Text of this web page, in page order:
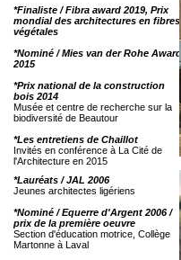
*Finaliste / Fibra award 2019, Prix
mondial des architectures en fibres
végétales
*Nominé / Mies van der Rohe Award
2015
*Prix national de la construction
bois 2014
Musée et centre de recherche sur la
biodiversité de Beautour
*Les entretiens de Chaillot
Invités en conférence à La Cité de
l'Architecture en 2015
*Lauréats / JAL 2006
Jeunes architectes ligériens
*Nominé / Equerre d'Argent 2006 /
prix de la première oeuvre
Section d'éducation motrice, Collège
Martonne à Laval